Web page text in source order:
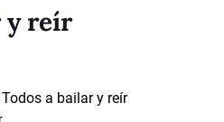
y reír